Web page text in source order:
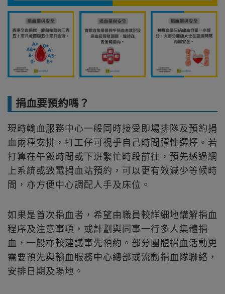
捐血要預約嗎？
現時輸血服務中心一般同時接受即場排隊及預約捐
血兩種安排，打工仔可視乎自己時間彈性選擇。若
打算在午飯時間或下班繁忙時段前往，預先透過網
上系統或致電捐血站預約，可以更有效減少等候時
間，亦方便中心調配人手及床位。
如果是首次捐血者，希望由職員較詳細地講解捐血
程序及注意事項，或計劃與同事一行多人集體捐
血，一般亦較建議事先預約。部分團體捐血活動更
需要預先與輸血服務中心總部或流動捐血隊聯絡，
安排日期及場地。